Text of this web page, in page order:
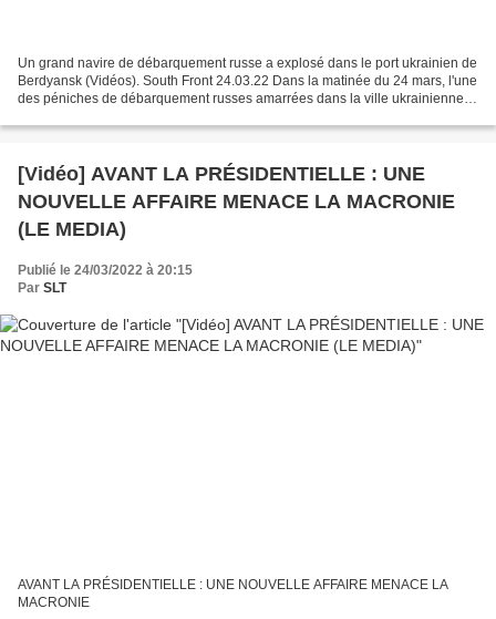
Un grand navire de débarquement russe a explosé dans le port ukrainien de
Berdyansk (Vidéos). South Front 24.03.22 Dans la matinée du 24 mars, l'une
des péniches de débarquement russes amarrées dans la ville ukrainienne
[Vidéo] AVANT LA PRÉSIDENTIELLE : UNE
NOUVELLE AFFAIRE MENACE LA MACRONIE
(LE MEDIA)
Publié le 24/03/2022 à 20:15
Par SLT
AVANT LA PRÉSIDENTIELLE : UNE NOUVELLE AFFAIRE MENACE LA
MACRONIE